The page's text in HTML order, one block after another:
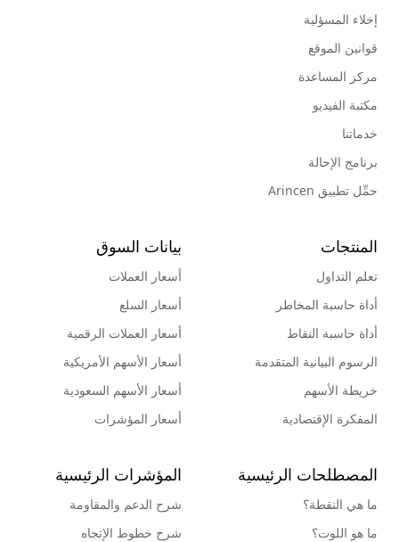
إخلاء المسؤلية
قوانين الموقع
مركز المساعدة
مكتبة الفيديو
خدماتنا
برنامج الإحالة
حمِّل تطبيق Arincen
المنتجات
تعلم التداول
أداة حاسبة المخاطر
أداة حاسبة النقاط
الرسوم البيانية المتقدمة
خريطة الأسهم
المفكرة الإقتصادية
بيانات السوق
أسعار العملات
أسعار السلع
أسعار العملات الرقمية
أسعار الأسهم الأمريكية
أسعار الأسهم السعودية
أسعار المؤشرات
المصطلحات الرئيسية
ما هي النقطة؟
ما هو اللوت؟
المؤشرات الرئيسية
شرح الدعم والمقاومة
شرح خطوط الإتجاه